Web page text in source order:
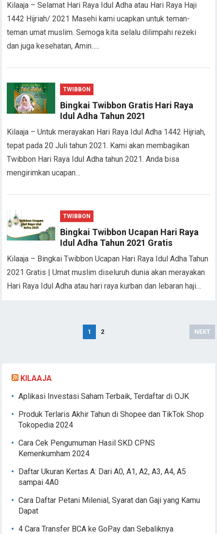
Kilaaja – Selamat Hari Raya Idul Adha atau Hari Raya Haji
1442 Hijriah/ 2021 Masehi kami ucapkan untuk teman-
teman umat muslim. Semoga kita selalu dilimpahi rezeki
dan juga kesehatan, Amin…..
TWIBBON
Bingkai Twibbon Gratis Hari Raya
Idul Adha Tahun 2021
Kilaaja – Untuk merayakan Hari Raya Idul Adha 1442 Hijriah,
tepat pada 20 Juli tahun 2021. Kami akan membagikan
Twibbon Hari Raya Idul Adha tahun 2021. Anda bisa
mengirimkan ucapan…
TWIBBON
Bingkai Twibbon Ucapan Hari Raya
Idul Adha Tahun 2021 Gratis
Kilaaja – Bingkai Twibbon Ucapan Hari Raya Idul Adha Tahun
2021 Gratis | Umat muslim diseluruh dunia akan merayakan
Hari Raya Idul Adha atau hari raya kurban dan lebaran haji…
1 2 NEXT
KILAAJA
Aplikasi Investasi Saham Terbaik, Terdaftar di OJK
Produk Terlaris Akhir Tahun di Shopee dan TikTok Shop
Tokopedia 2024
Cara Cek Pengumuman Hasil SKD CPNS
Kemenkumham 2024
Daftar Ukuran Kertas A: Dari A0, A1, A2, A3, A4, A5
sampai 4A0
Cara Daftar Petani Milenial, Syarat dan Gaji yang Kamu
Dapat
4 Cara Transfer BCA ke GoPay dan Sebaliknya